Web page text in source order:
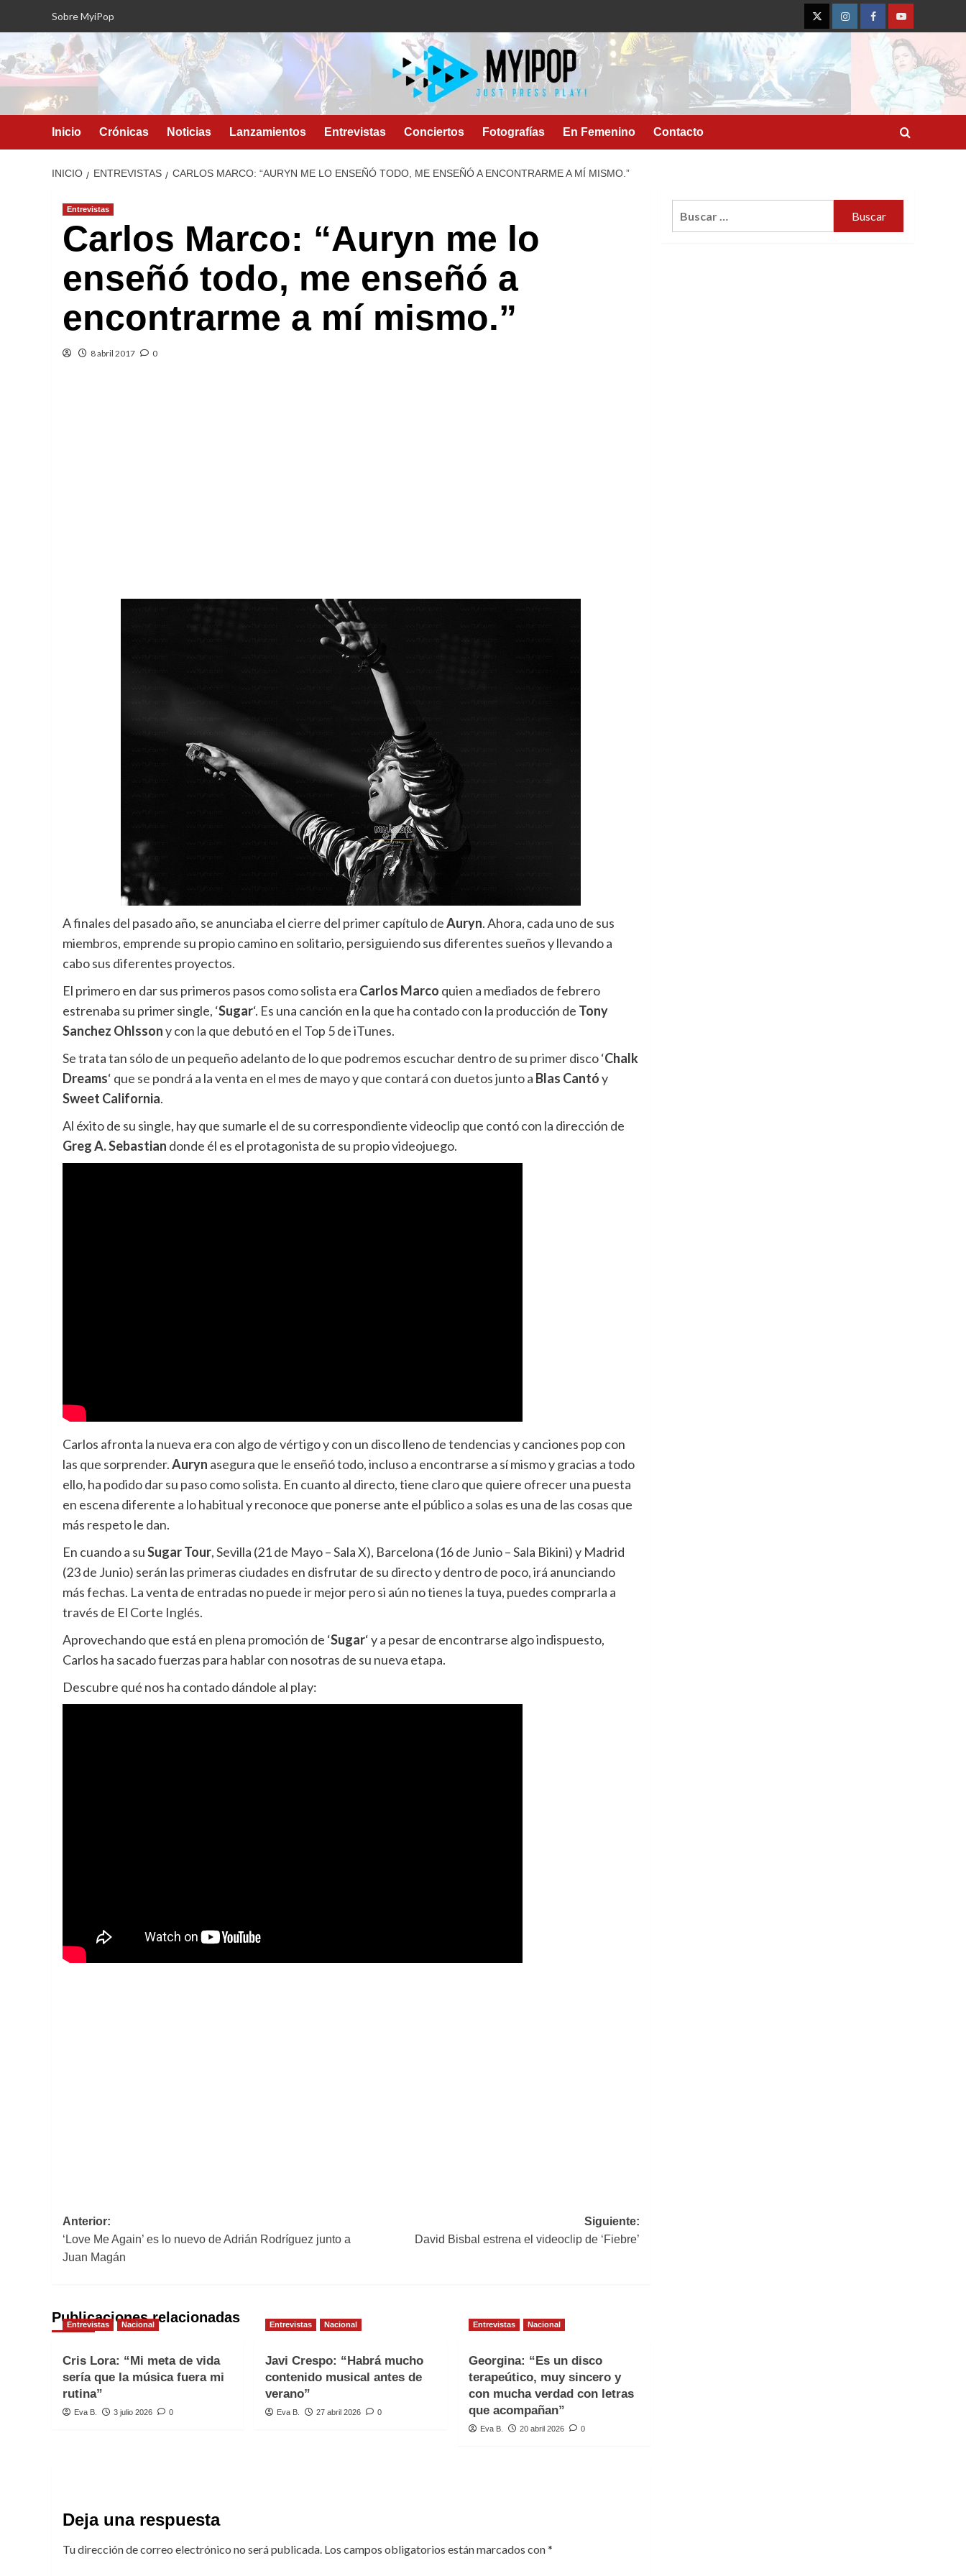
Sobre MyiPop
TwitterInstagramFacebookYouTube
Inicio Crónicas Noticias Lanzamientos Entrevistas Conciertos Fotografías En Femenino Contacto
INICIO ENTREVISTAS CARLOS MARCO: “AURYN ME LO ENSEÑÓ TODO, ME ENSEÑÓ A ENCONTRARME A MÍ MISMO.”
Entrevistas
Carlos Marco: “Auryn me lo
enseñó todo, me enseñó a
encontrarme a mí mismo.”
8 abril 2017 0
A finales del pasado año, se anunciaba el cierre del primer capítulo deAuryn.Ahora, cada uno de sus
miembros, emprende su propio camino en solitario, persiguiendo sus diferentes sueños y llevando a
cabo sus diferentes proyectos.
El primero en dar sus primeros pasos como solista era Carlos Marco quien a mediados de febrero
estrenaba su primer single, ‘Sugar‘. Es una canción en la que ha contado con la producción de Tony
Sanchez Ohlssony con la que debutó en el Top 5 de iTunes.
Se trata tan sólo de un pequeño adelanto de lo que podremos escuchar dentro de su primer disco ‘Chalk
Dreams‘ que se pondrá a la venta en el mes de mayo y que contará con duetos junto a Blas Cantóy
Sweet California.
Al éxito de su single, hay que sumarle el de su correspondiente videoclip que contó con la dirección de
Greg A. Sebastian donde él es el protagonista de su propio videojuego.
Carlos afronta la nueva era con algo de vértigo y con un disco lleno de tendencias y canciones pop con
las que sorprender.Auryn asegura que le enseñó todo, incluso a encontrarse a sí mismo y gracias a todo
ello, ha podido dar su paso como solista. En cuanto al directo, tiene claro que quiere ofrecer una puesta
en escena diferente a lo habitual y reconoce que ponerse ante el público a solas es una de las cosas que
más respeto le dan.
En cuando a suSugar Tour, Sevilla (21 de Mayo – Sala X), Barcelona (16 de Junio – Sala Bikini) y Madrid
(23 de Junio) serán las primeras ciudades en disfrutar de su directo y dentro de poco, irá anunciando
más fechas. La venta de entradas no puede ir mejor pero si aún no tienes la tuya, puedes comprarla a
través de El Corte Inglés.
Aprovechando que está en plena promoción de ‘Sugar‘ y a pesar de encontrarse algo indispuesto,
Carlos ha sacado fuerzas para hablar con nosotras de su nueva etapa.
Descubre qué nos ha contado dándole al play:
Navegación
de
entradas
Anterior:
‘Love Me Again’ es lo nuevo de Adrián Rodríguez junto a
Juan Magán
Siguiente:
David Bisbal estrena el videoclip de ‘Fiebre’
Publicaciones relacionadas
Entrevistas Nacional
Cris Lora: “Mi meta de vida
sería que la música fuera mi
rutina”
Eva B. 3 julio 2026 0
Entrevistas Nacional
Javi Crespo: “Habrá mucho
contenido musical antes de
verano”
Eva B. 27 abril 2026 0
Entrevistas Nacional
Georgina: “Es un disco
terapeútico, muy sincero y
con mucha verdad con letras
que acompañan”
Eva B. 20 abril 2026 0
Deja una respuesta
Tu dirección de correo electrónico no será publicada. Los campos obligatorios están marcados con*